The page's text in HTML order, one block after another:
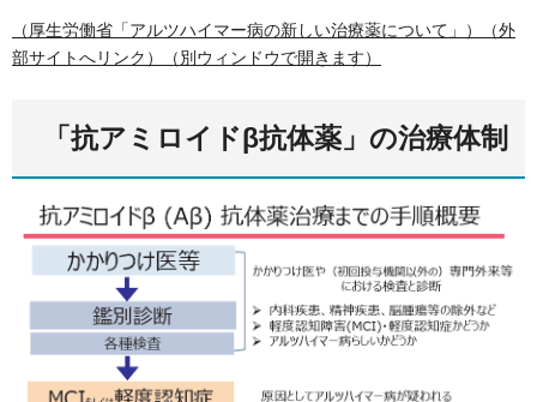
（厚生労働省「アルツハイマー病の新しい治療薬について」）（外
部サイトへリンク）（別ウィンドウで開きます）
「抗アミロイドβ抗体薬」の治療体制